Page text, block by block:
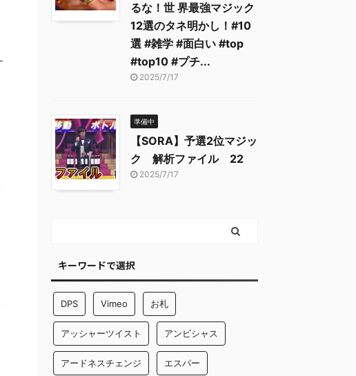
るな！世 界最強マジック
12選のタネ明かし！#10
選 #雑学 #面白い #top
#top10 #プチ...
2025/7/17
準備中
【SORA】予選2位マジッ
ク 解析ファイル 22
2025/7/17
キーワードで選択
DPS Vimeo お札
アッシャーツイスト アンビシャス
アードネスチェンジ エスパー